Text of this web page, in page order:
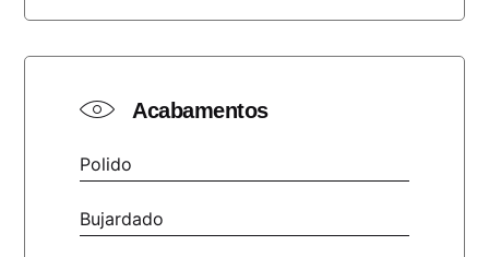
Acabamentos
Polido
Bujardado